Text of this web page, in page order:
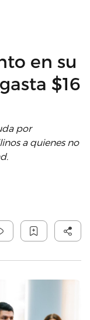
en su
$16
por
a quienes no